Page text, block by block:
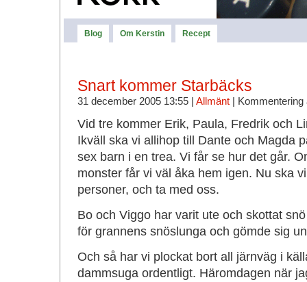
Blog Om Kerstin Recept
Snart kommer Starbäcks
31 december 2005 13:55 | Allmänt| Kommentering
Vid tre kommer Erik, Paula, Fredrik och
Ikväll ska vi allihop till Dante och Magda
sex barn i en trea. Vi får se hur det går.
monster får vi väl åka hem igen. Nu ska
personer, och ta med oss.
Bo och Viggo har varit ute och skottat
för grannens snöslunga och gömde sig
Och så har vi plockat bort all järnväg i
dammsuga ordentligt. Häromdagen när